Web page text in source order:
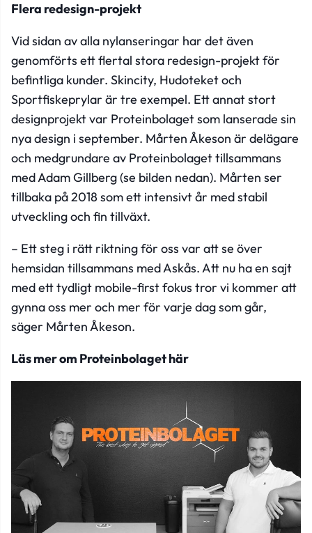
Flera redesign-projekt
Vid sidan av alla nylanseringar har det även
genomförts ett flertal stora redesign-projekt för
befintliga kunder. Skincity, Hudoteketoch
Sportfiskeprylar är tre exempel. Ett annat stort
designprojekt var Proteinbolagetsom lanserade sin
nya design i september. Mårten Åkeson är delägare
och medgrundare av Proteinbolaget tillsammans
med Adam Gillberg (se bilden nedan). Mårten ser
tillbaka på 2018 som ett intensivt år med stabil
utveckling och fin tillväxt.
– Ett steg i rätt riktning för oss var att se över
hemsidan tillsammans med Askås. Att nu ha en sajt
med ett tydligt mobile-first fokus tror vi kommer att
gynna oss mer och mer för varje dag som går,
säger Mårten Åkeson.
Läs mer om Proteinbolaget här